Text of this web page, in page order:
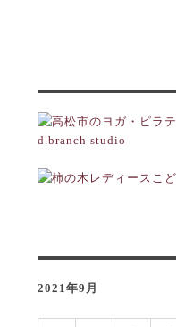
2021年9月